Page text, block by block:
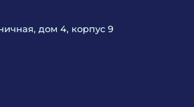
дом 4, корпус 9